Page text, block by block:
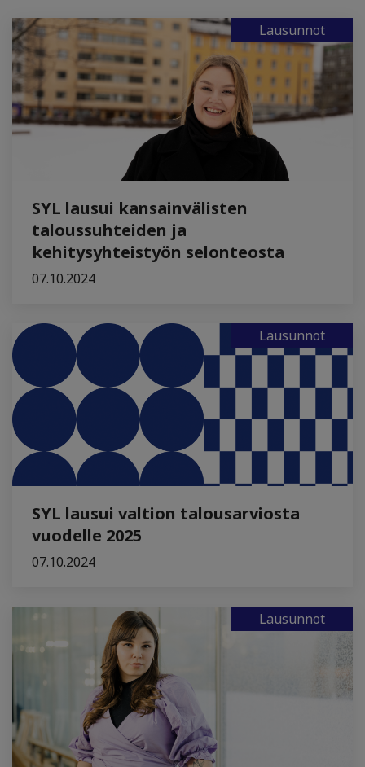
Lausunnot
SYL lausui kansainvälisten
taloussuhteiden ja
kehitysyhteistyön selonteosta
07.10.2024
Lausunnot
SYL lausui valtion talousarviosta
vuodelle 2025
07.10.2024
Lausunnot